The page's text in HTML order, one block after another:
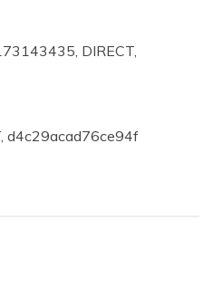
DIRECT,
d4c29acad76ce94f